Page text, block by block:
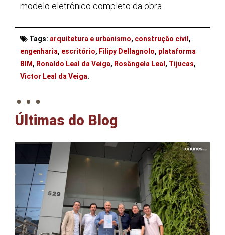
modelo eletrônico completo da obra.
Tags: arquitetura e urbanismo, construção civil ,
engenharia, escritório, Filipy Dellagnolo, plataforma
BIM , Ronaldo Leal da Veiga, Rosângela Leal , Tijucas,
Victor Leal da Veiga.
. . .
Últimas do Blog